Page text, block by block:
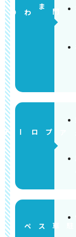
門まわり
アプローチ